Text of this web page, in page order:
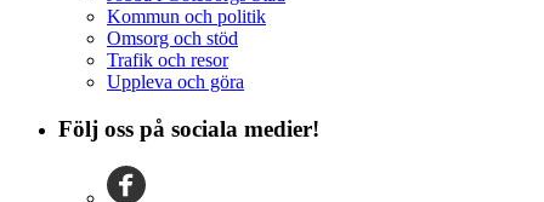
Kommun och politik
Omsorg och stöd
Trafik och resor
Uppleva och göra
Följ oss på sociala medier!